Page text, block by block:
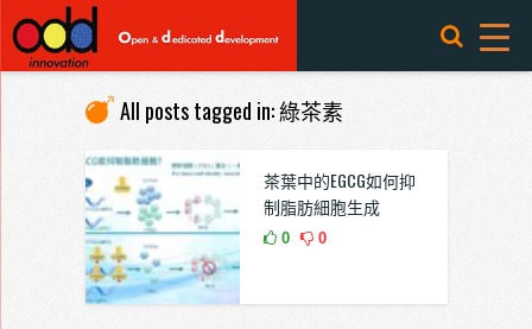
All posts tagged in: 綠茶素
茶葉中的EGCG如何抑
制脂肪細胞生成
0 0